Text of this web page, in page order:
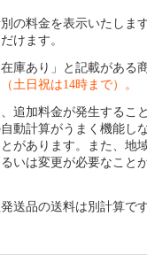
の料金を表示いたしま
けます。
庫あり」と記載がある
土日祝は14時まで）。
追加料金が発生するこ
動計算がうまく機能し
があります。また、地
いは変更が必要なこと
送品の送料は別計算で